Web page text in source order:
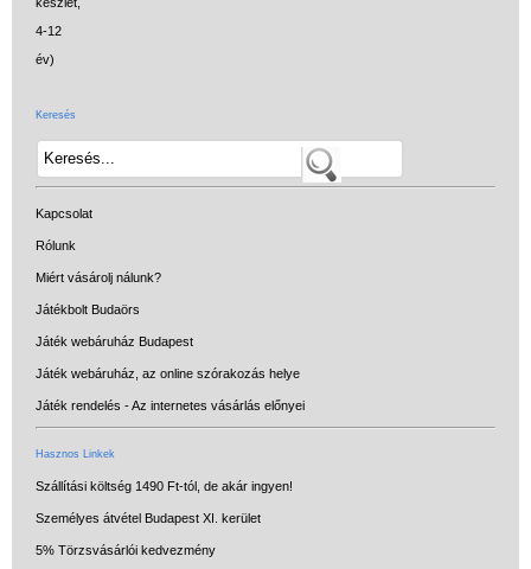
Keresés
Kapcsolat
Rólunk
Miért vásárolj nálunk?
Játékbolt Budaörs
Játék webáruház Budapest
Játék webáruház, az online szórakozás helye
Játék rendelés - Az internetes vásárlás előnyei
Hasznos Linkek
Szállítási költség 1490 Ft-tól, de akár ingyen!
Személyes átvétel Budapest XI. kerület
5% Törzsvásárlói kedvezmény